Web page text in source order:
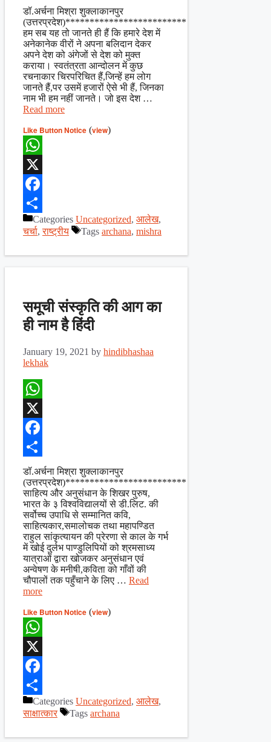
Share
डॉ.अर्चना मिश्रा शुक्लाकानपुर
(उत्तरप्रदेश)*************************
हम सब यह तो जानते ही हैं कि हमारे देश में
अनेकानेक वीरों ने अपना बलिदान देकर
अपने देश को अंगेजों से देश को मुक्त
कराया। स्वतंत्रता आन्दोलन में कुछ
रचनाकार चिरपरिचित हैं,जिन्हें हम लोग
जानते हैं,पर उसमें हजारों ऐसे भी हैं, जिनका
नाम भी हम नहीं जानते। जो इस देश …
Read more
Like Button Notice (view)
WhatsApp
X
Facebook
ShareCategories Uncategorized, आलेख,
चर्चा,राष्ट्रीय Tags archana, mishra
समूची संस्कृति की आग का
ही नाम है हिंदी
January 19, 2021 by hindibhashaa
lekhak
WhatsApp
X
Facebook
Share
डॉ.अर्चना मिश्रा शुक्लाकानपुर
(उत्तरप्रदेश)*************************
साहित्य और अनुसंधान के शिखर पुरुष,
भारत के ३ विश्‍वविद्यालयों से डी.लिट. की
सर्वोच्च उपाधि से सम्मानित कवि,
साहित्यकार,समालोचक तथा महापण्डित
राहुल सांकृत्यायन की प्रेरणा से काल के गर्भ
में खोई दुर्लभ पाण्डुलिपियों को श्रमसाध्य
यात्राओं द्वारा खोजकर अनुसंधान एवं
अन्वेषण के मनीषी,कविता को गाँवों की
चौपालों तक पहुँचाने के लिए … Read
more
Like Button Notice (view)
WhatsApp
X
Facebook
ShareCategories Uncategorized, आलेख,
साक्षात्कार
Tags archana